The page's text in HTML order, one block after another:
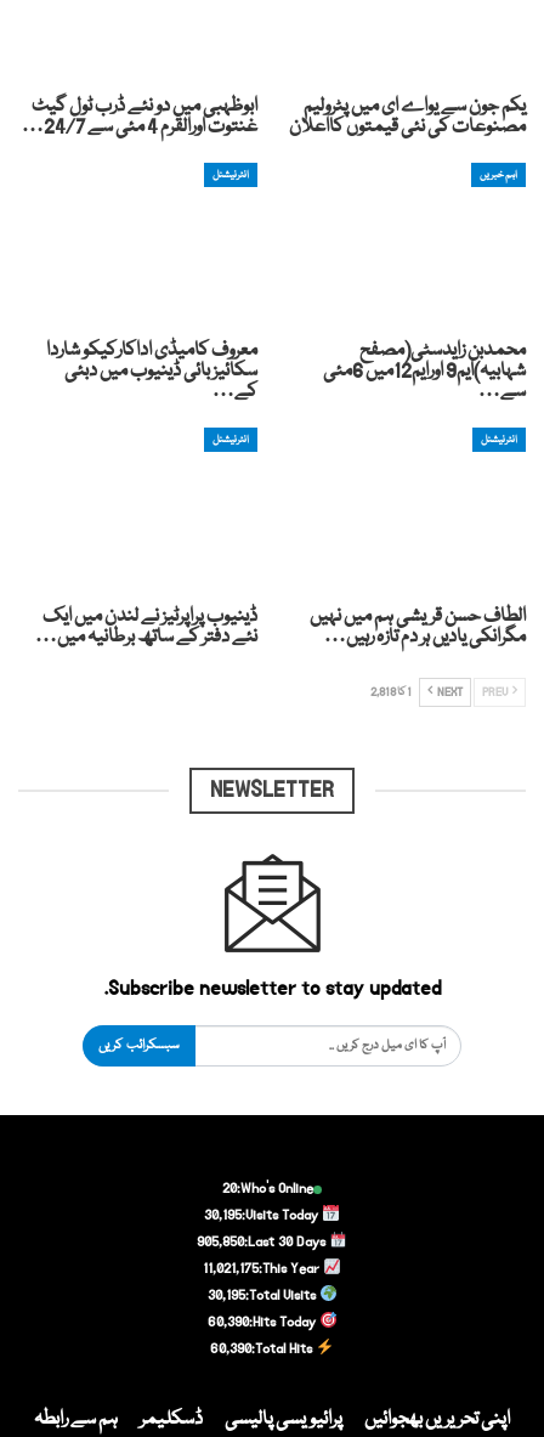
یکم جون سے یواے ای میں پٹرولیم
مصنوعات کی نئی قیمتوں کااعلان
ابوظہبی میں دو نئے ڈرب ٹول گیٹ
غنتوت اورالقرم 4 مئی سے 24/7…
اہم خبریں
محمدبن زایدسٹی(مصفح
شہابیہ)ایم9 اورایم12میں 6مئی
سے…
انٹرنیشنل
معروف کامیڈی اداکارکیکو شاردا
سکائیز بائی ڈینیوب میں دبئی
کے…
انٹرنیشنل
الطاف حسن قریشی ہم میں نہیں
مگرانکی یادیں ہر دم تازہ رہیں…
انٹرنیشنل
ڈینیوب پراپرٹیز نے لندن میں ایک
نئے دفتر کے ساتھ برطانیہ میں…
NEXT 1 کا 2,818
NEWSLETTER
Subscribe newsletter to stay updated.
سبسکرائب کریں
Who's Online:
20
Visits Today:
30,195
Last 30 Days:
905,850
11,021,175
Total Visits:
30,195
Hits Today:
60,390
Total Hits:
60,390
اپنی تحریریں بھجوائیں پرائیویسی پالیسی ڈسکلیمر ہم سے رابطہ